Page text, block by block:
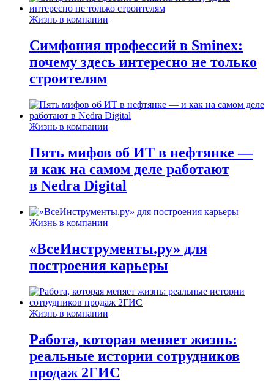
Жизнь в компании
Симфония профессий в Sminex:
почему здесь интересно не только
строителям
Жизнь в компании
Пять мифов об ИТ в нефтянке —
и как на самом деле работают
в Nedra Digital
Жизнь в компании
«ВсеИнструменты.ру» для
построения карьеры
Жизнь в компании
Работа, которая меняет жизнь:
реальные истории сотрудников
продаж 2ГИС